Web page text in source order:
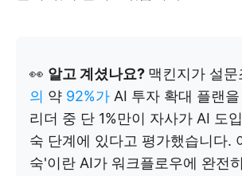
👀 알고 계셨나요? 맥킨지가 설문
의 약 92%가 AI 투자 확대 플랜
리더 중 단 1%만이 자사가 AI 도
숙 단계에 있다고 평가했습니다.
숙'이란 AI가 워크플로우에 완전